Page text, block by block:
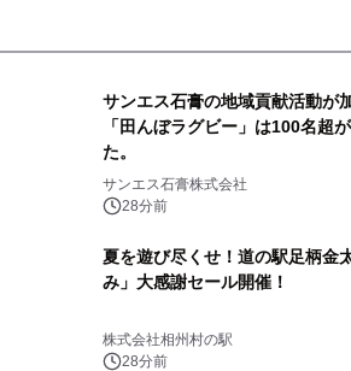
サンエス石膏の地域貢献活動
「田んぼラグビー」は100名超
た。
サンエス石膏株式会社
28分前
夏を遊び尽くせ！道の駅足柄金
み」大感謝セール開催！
株式会社相州村の駅
28分前